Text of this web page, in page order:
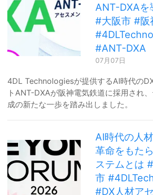
ANT-DXAを
#大阪市 #阪
#ANT-DXA
07月07日
4DL Technologiesが提供するAI時代の
トANT-DXAが阪神電気鉄道に採用され
成の新たな一歩を踏み出しました。
AI時代の人
革命をもた
ステムとは
市
#DX人材ア